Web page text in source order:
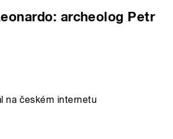
archeolog Petr
na českém internetu